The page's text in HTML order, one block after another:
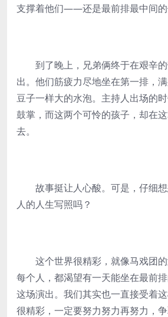
支撑着他们——还是最前排最中间的
到了晚上，兄弟俩终于在艰辛的
出。他们筋疲力尽地坐在第一排，
豆子一样大的水泡。主持人出场的
鼓掌，而这两个可怜的孩子，却在
去。
故事挺让人心酸。可是，仔细想
人的人生写照吗？
这个世界很精彩，就像马戏团的
每个人，都渴望有一天能坐在最前
这场演出。我们其实也一直接受着
很精彩，一定要努力努力再努力，